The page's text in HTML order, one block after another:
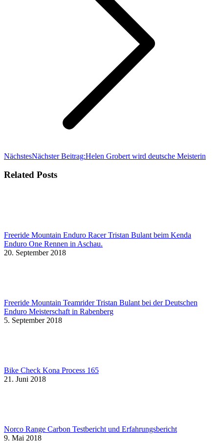
NächstesNächster Beitrag:Helen Grobert wird deutsche Meisterin
Related Posts
Freeride Mountain Enduro Racer Tristan Bulant beim Kenda
Enduro One Rennen in Aschau.
20. September 2018
Freeride Mountain Teamrider Tristan Bulant bei der Deutschen
Enduro Meisterschaft in Rabenberg
5. September 2018
Bike Check Kona Process 165
21. Juni 2018
Norco Range Carbon Testbericht und Erfahrungsbericht
9. Mai 2018